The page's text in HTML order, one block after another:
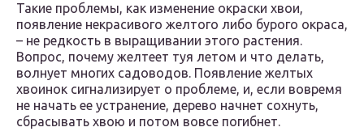
Такие проблемы, как изменение окраски хвои,
появление некрасивого желтого либо бурого окраса,
– не редкость в выращивании этого растения.
Вопрос, почему желтеет туя летом и что делать,
волнует многих садоводов. Появление желтых
хвоинок сигнализирует о проблеме, и, если вовремя
не начать ее устранение, дерево начнет сохнуть,
сбрасывать хвою и потом вовсе погибнет.